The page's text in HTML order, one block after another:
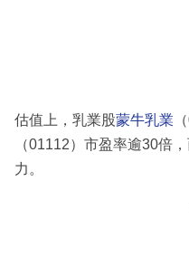
估值上，乳業股蒙牛乳業
（01112）市盈率逾30倍
力。